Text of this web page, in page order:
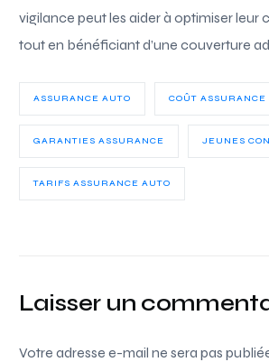
vigilance peut les aider à optimiser leur
tout en bénéficiant d’une couverture
ASSURANCE AUTO COÛT
GARANTIES ASSURANCE JEUNES
TARIFS ASSURANCE AUTO
Laisser un
Votre adresse e-mail ne sera pas